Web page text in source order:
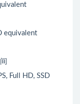
equivalent
Full HD, SSD